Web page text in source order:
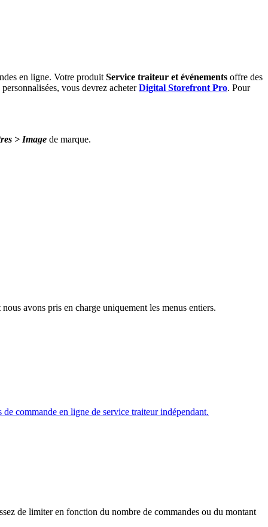
en ligne. Votre produit Service traiteur et événements offre des
vous devrez acheterDigital Storefront Pro. Pour
> Image de marque.
avons pris en charge uniquement les menus entiers.
de commande en ligne de service traiteur indépendant​​​​​.
de limiter en fonction du nombre de commandes ou du montant